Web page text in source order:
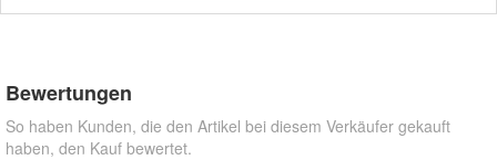
Bewertungen
So haben Kunden, die den Artikel bei diesem Verkäufer gekauft
haben, den Kauf bewertet.